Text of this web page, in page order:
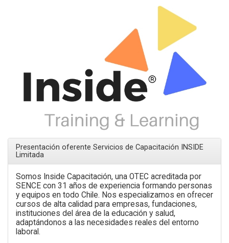
Presentación oferente Servicios de Capacitación INSIDE
Limitada
Somos Inside Capacitación, una OTEC acreditada por
SENCE con 31 años de experiencia formando personas
y equipos en todo Chile. Nos especializamos en ofrecer
cursos de alta calidad para empresas, fundaciones,
instituciones del área de la educación y salud,
adaptándonos a las necesidades reales del entorno
laboral.